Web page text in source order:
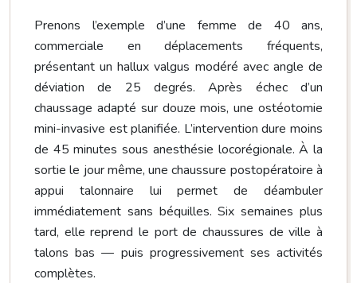
Prenons l’exemple d’une femme de 40 ans,
commerciale en déplacements fréquents,
présentant un hallux valgus modéré avec angle de
déviation de 25 degrés. Après échec d’un
chaussage adapté sur douze mois, une ostéotomie
mini-invasive est planifiée. L’intervention dure moins
de 45 minutes sous anesthésie locorégionale. À la
sortie le jour même, une chaussure postopératoire à
appui talonnaire lui permet de déambuler
immédiatement sans béquilles. Six semaines plus
tard, elle reprend le port de chaussures de ville à
talons bas — puis progressivement ses activités
complètes.